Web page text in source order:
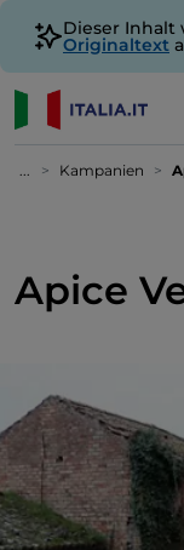
Dieser Inhalt
Originaltext
... Kampanien
Apice